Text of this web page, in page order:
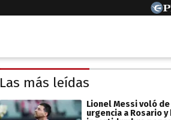
Las más leídas
Lionel Messi voló de
urgencia a Rosario y